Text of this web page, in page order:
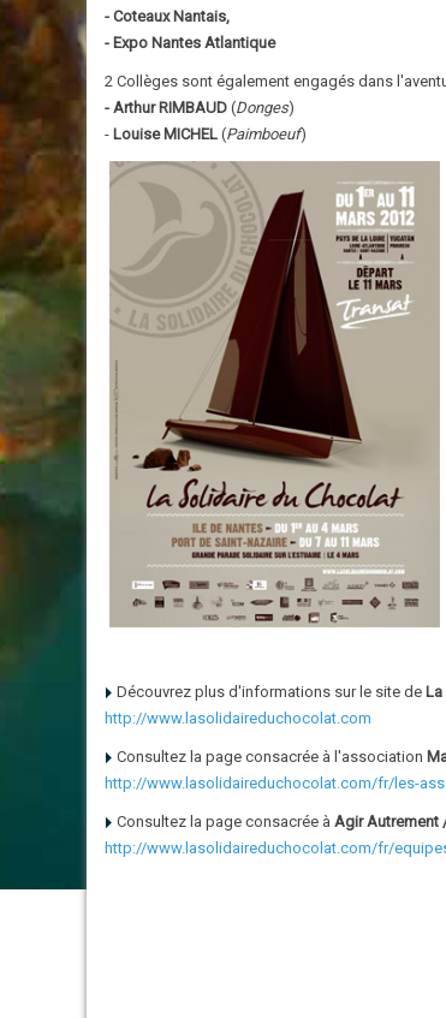
- Coteaux Nantais,
- Expo Nantes Atlantique
2 Collèges sont également engagés dans
- Arthur RIMBAUD (Donges)
- Louise MICHEL (Paimboeuf)
Découvrez plus d'informations sur le site de
http://www.lasolidaireduchocolat.com
Consultez la page consacrée à l'association
http://www.lasolidaireduchocolat.com/fr/les-
Consultez la page consacrée à Agir Autrement
http://www.lasolidaireduchocolat.com/fr/